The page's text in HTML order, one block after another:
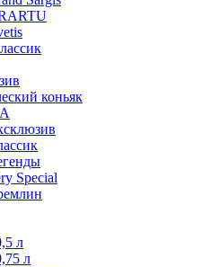
коньяк
Speсial
л
л